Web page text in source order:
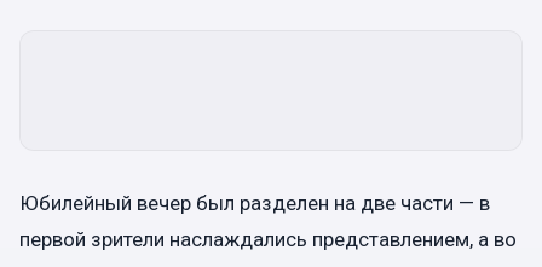
Юбилейный вечер был разделен на две части — в
первой зрители наслаждались представлением, а во